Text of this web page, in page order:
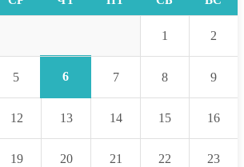
1 2
5 6 7 8 9
12 13 14 15 16
19 20 21 22 23